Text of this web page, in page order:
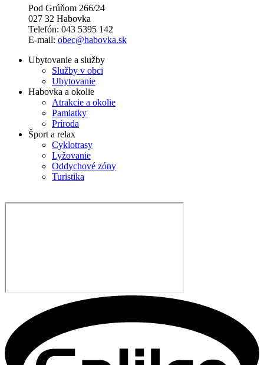
Pod Grúňom 266/24
027 32 Habovka
Telefón: 043 5395 142
E-mail: obec@habovka.sk
Ubytovanie a služby
Služby v obci
Ubytovanie
Habovka a okolie
Atrakcie a okolie
Pamiatky
Príroda
Šport a relax
Cyklotrasy
Lyžovanie
Oddychové zóny
Turistika